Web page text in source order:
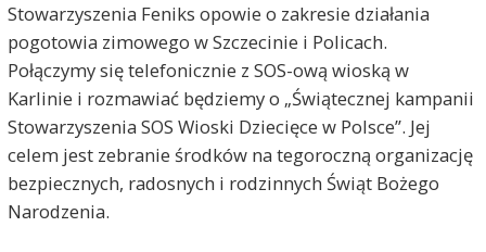
Stowarzyszenia Feniks opowie o zakresie działania
pogotowia zimowego w Szczecinie i Policach.
Połączymy się telefonicznie z SOS-ową wioską w
Karlinie i rozmawiać będziemy o „Świątecznej kampanii
Stowarzyszenia SOS Wioski Dziecięce w Polsce”. Jej
celem jest zebranie środków na tegoroczną organizację
bezpiecznych, radosnych i rodzinnych Świąt Bożego
Narodzenia.